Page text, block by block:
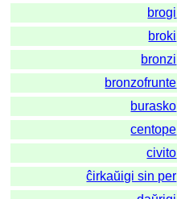
brogi
broki
bronzi
bronzofrunte
burasko
centope
civito
ĉirkaŭigi sin per